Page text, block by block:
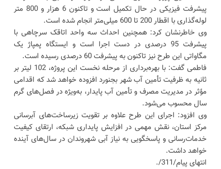
پیشرفت فیزیکی در حال تکمیل است و تاکنون 6 هزار و 800 متر
لوله‌گذاری با اقطار 200 تا 600 میلی‌متر انجام شده است.
وی خاطرنشان کرد: همچنین احداث سه واحد اتاقک سرچاهی با
پیشرفت 95 درصدی در دست اجرا است و ایستگاه پمپاژ یک
مگاواتی این طرح نیز تاکنون به پیشرفت 60 درصدی رسیده است.
فاطمی گفت: با بهره‌برداری از مرحله نخست این پروژه، 102 لیتر بر
ثانیه به ظرفیت تأمین آب شهر بجنورد افزوده خواهد شد که اقدامی
مؤثر در مدیریت مصرف و تأمین آب پایدار، به‌ویژه در فصل‌های گرم
سال محسوب می‌شود.
وی افزود: اجرای این طرح علاوه بر تقویت زیرساخت‌های آبرسانی
مرکز استان، نقش مهمی در افزایش پایداری شبکه، ارتقای کیفیت
خدمات‌رسانی و پاسخگویی به نیاز آبی شهروندان در سال‌های آینده
خواهد داشت.
انتهای پیام/311/.